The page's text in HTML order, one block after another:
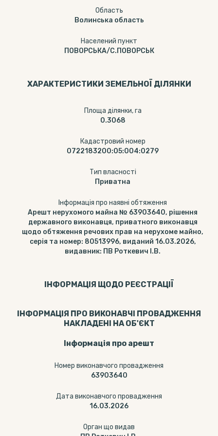
Область
Волинська область
Населений пункт
ПОВОРСЬКА/С.ПОВОРСЬК
ХАРАКТЕРИСТИКИ ЗЕМЕЛЬНОЇ ДІЛЯНКИ
Площа ділянки, га
0.3068
Кадастровий номер
0722183200:05:004:0279
Тип власності
Приватна
Інформація про наявні обтяження
Арешт нерухомого майна № 63903640, рішення
державного виконавця, приватного виконавця
щодо обтяження речових прав на нерухоме майно,
серія та номер: 80513996, виданий 16.03.2026,
видавник: ПВ Роткевич І.В.
ІНФОРМАЦІЯ ЩОДО РЕЄСТРАЦІЇ
ІНФОРМАЦІЯ ПРО ВИКОНАВЧІ ПРОВАДЖЕННЯ
НАКЛАДЕНІ НА ОБ'ЄКТ
Інформація про арешт
Номер виконавчого провадження
63903640
Дата виконавчого провадження
16.03.2026
Орган що видав